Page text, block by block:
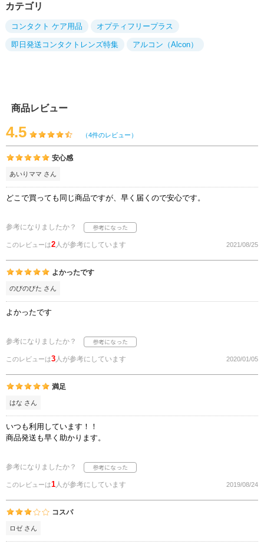
カテゴリ
コンタクト ケア用品 オプティフリープラス
即日発送コンタクトレンズ特集 アルコン（Alcon）
商品レビュー
4.5 （4件のレビュー）
安心感
あいりママ さん
どこで買っても同じ商品ですが、早く届くので安心です。
参考になりましたか？
このレビューは2人が参考にしています 2021/08/25
よかったです
のびのびた さん
よかったです
参考になりましたか？
このレビューは3人が参考にしています 2020/01/05
満足
はな さん
いつも利用しています！！
商品発送も早く助かります。
参考になりましたか？
このレビューは1人が参考にしています 2019/08/24
コスパ
ロゼ さん